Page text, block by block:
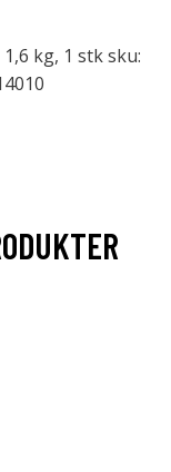
kg, 1 stk sku: